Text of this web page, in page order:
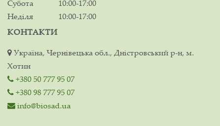
Субота
10:00-17:00
Неділя
10:00-17:00
КОНТАКТИ
Україна, Чернівецька обл., Дністровський р-н, м.
Хотин
+380 50 777 95 07
+380 98 777 95 07
info@biosad.ua